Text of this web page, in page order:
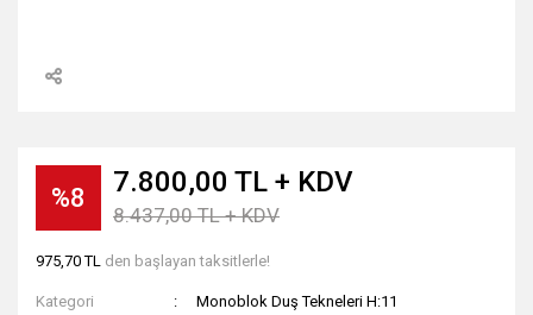
%8 7.800,00 TL + KDV
8.437,00 TL + KDV
975,70 TL den başlayan taksitlerle!
Kategori
Monoblok Duş Tekneleri H:11